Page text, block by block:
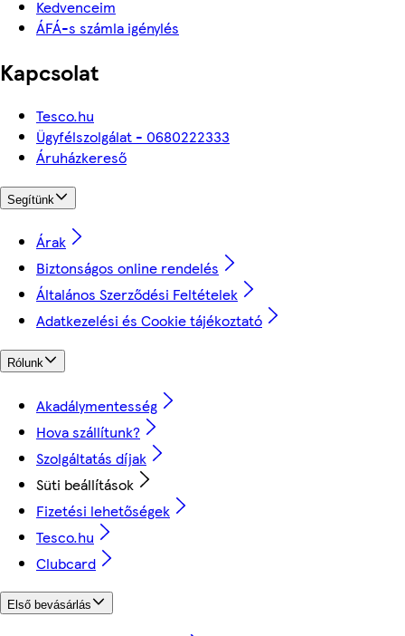
Kedvenceim
ÁFÁ-s számla igénylés
Kapcsolat
Tesco.hu
Ügyfélszolgálat - 0680222333
Áruházkereső
Segítünk
Árak
Biztonságos online rendelés
Általános Szerződési Feltételek
Adatkezelési és Cookie tájékoztató
Rólunk
Akadálymentesség
Hova szállítunk?
Szolgáltatás díjak
Süti beállítások
Fizetési lehetőségek
Tesco.hu
Clubcard
Első bevásárlás